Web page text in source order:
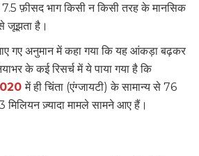
फ़ीसद भाग किसी न किसी तरह के मानसिक
जूझता है।
गए अनुमान में कहा गया कि यह आंकड़ा बढ़कर
के कई रिसर्च में ये पाया गया है कि
में ही चिंता (एंग्जायटी) के सामान्य से 76
ज़्यादा मामले सामने आए हैं।